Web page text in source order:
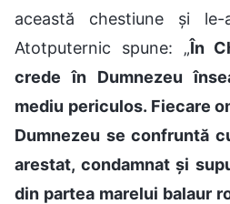
această chestiune și le-
Atotputernic spune: „În
crede în Dumnezeu
mediu periculos. Fiecare
Dumnezeu se confruntă
arestat, condamnat și
din partea marelui balaur